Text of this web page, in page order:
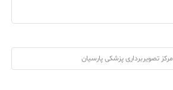
مرکز تصویربرداری پزشکی پارسیان